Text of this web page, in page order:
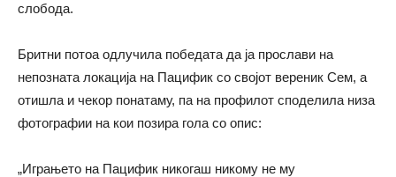
слобода.
Бритни потоа одлучила победата да ја прослави на
непозната локација на Пацифик со својот вереник Сем, а
отишла и чекор понатаму, па на профилот споделила низа
фотографии на кои позира гола со опис:
„Играњето на Пацифик никогаш никому не му